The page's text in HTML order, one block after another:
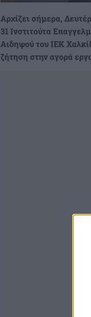
Αρχίζει σήμερα,
31 Ινστιτούτα
Αιδηψού του ΙΕΚ
ζήτηση στην αγορά